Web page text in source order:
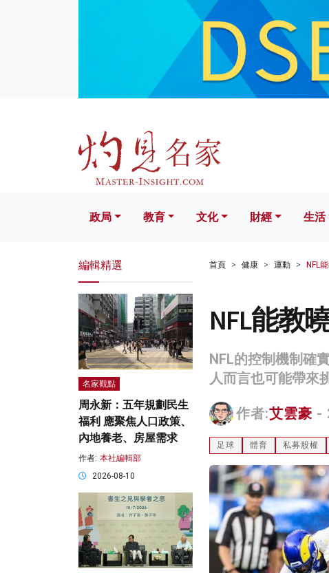
文化 財經 生活
政局 教育 文化 財經 生活
首頁 健康 運動 NFL
NFL能教
NFL的控制機制確
人而言也可能帶來
作者:艾雲豪 -
足球 體育 私募股權
編輯精選
名家觀點
周永新：五年規劃民生
福利 應聚焦人口政策、
內地養老、房屋需求
作者: 本社編輯部
2026-08-10